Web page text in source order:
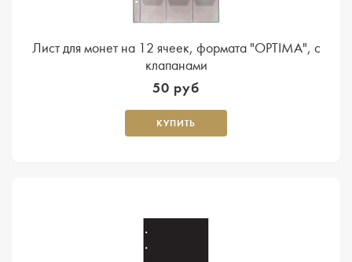
Лист для монет на 12 ячеек, формата "OPTIMA", с
клапанами
50 руб
КУПИТЬ